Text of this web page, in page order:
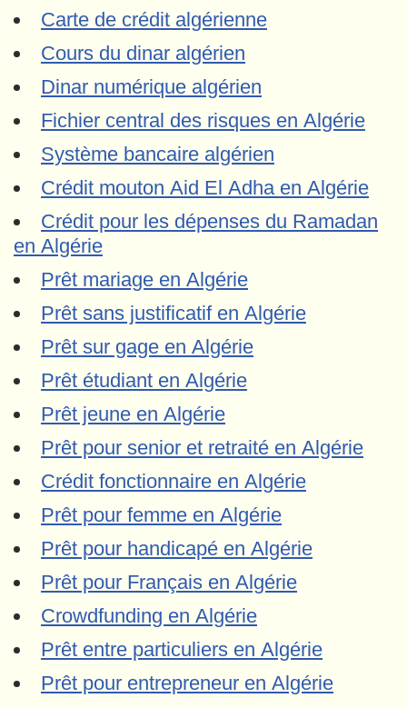
Carte de crédit algérienne
Cours du dinar algérien
Dinar numérique algérien
Fichier central des risques en Algérie
Système bancaire algérien
Crédit mouton Aid El Adha en Algérie
Crédit pour les dépenses du Ramadan
en Algérie
Prêt mariage en Algérie
Prêt sans justificatif en Algérie
Prêt sur gage en Algérie
Prêt étudiant en Algérie
Prêt jeune en Algérie
Prêt pour senior et retraité en Algérie
Crédit fonctionnaire en Algérie
Prêt pour femme en Algérie
Prêt pour handicapé en Algérie
Prêt pour Français en Algérie
Crowdfunding en Algérie
Prêt entre particuliers en Algérie
Prêt pour entrepreneur en Algérie